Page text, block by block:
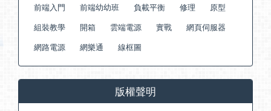
前端入門
前端幼幼班 負載平衡 修理
原型
組裝教學
開箱 雲端電源 實戰
網頁伺服器
網路電源
網樂通 線框圖
版權聲明